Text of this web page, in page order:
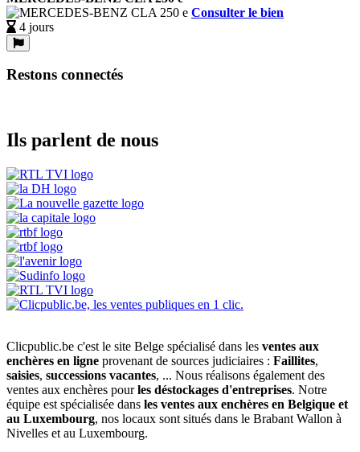
Consulter le bien
4 jours
Restons connectés
Ils parlent de nous
Clicpublic.be c'est le site Belge spécialisé dans les ventes aux
enchères en ligne provenant de sources judiciaires : Faillites,
saisies, successions vacantes, ... Nous réalisons également des
ventes aux enchères pourles déstockages d'entreprises. Notre
équipe est spécialisée dans les ventes aux enchères en Belgique et
au Luxembourg, nos locaux sont situés dans le Brabant Wallon à
Nivelles et au Luxembourg.